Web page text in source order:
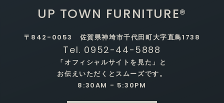
UP TOWN FURNITURE®
〒842-0053 佐賀県神埼市千代田町大字直鳥1738
Tel. 0952-44-5888
「オフィシャルサイトを見た」と
お伝えいただくとスムーズです。
8:30AM - 5:30PM